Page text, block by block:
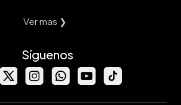
Ver mas ❯
Síguenos